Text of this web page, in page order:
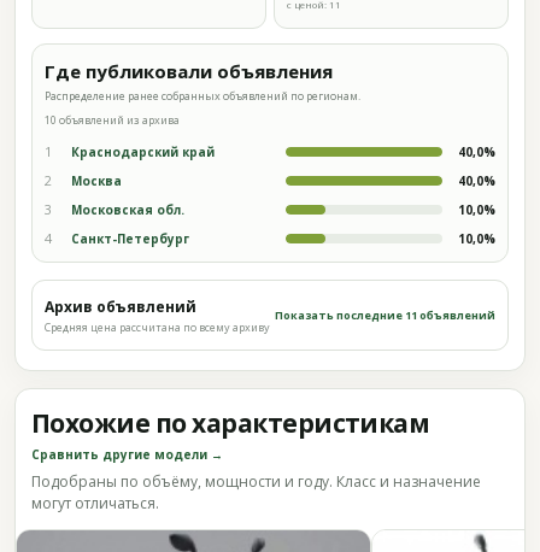
с ценой: 11
Где публиковали объявления
Распределение ранее собранных объявлений по регионам.
10 объявлений из архива
1 Краснодарский край 40,0%
2 Москва 40,0%
3 Московская обл. 10,0%
4 Санкт-Петербург 10,0%
Архив объявлений
Средняя цена рассчитана по всему архиву
Показать последние 11 объявлений
Похожие по характеристикам
Сравнить другие модели →
Подобраны по объёму, мощности и году. Класс и назначение
могут отличаться.